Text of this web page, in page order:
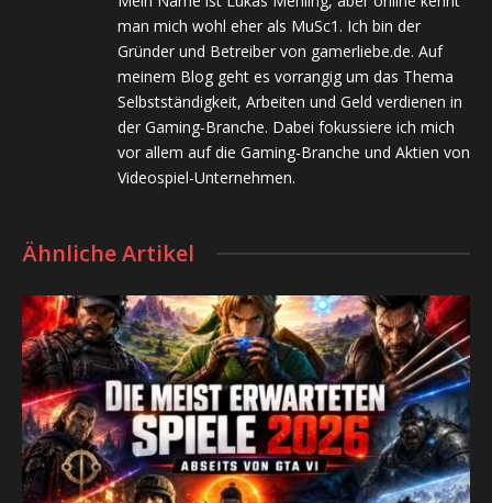
man mich wohl eher als MuSc1. Ich bin der
Gründer und Betreiber von gamerliebe.de. Auf
meinem Blog geht es vorrangig um das Thema
Selbstständigkeit, Arbeiten und Geld verdienen in
der Gaming-Branche. Dabei fokussiere ich mich
vor allem auf die Gaming-Branche und Aktien von
Videospiel-Unternehmen.
Ähnliche Artikel